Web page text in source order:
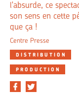
l'absurde, ce
son sens en cette
que ça !
Centre Presse
DISTRIBUTION
PRODUCTION